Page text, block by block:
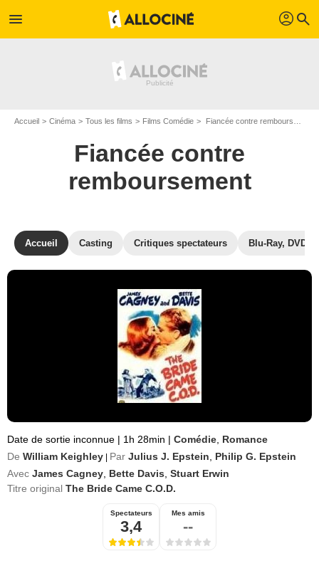
menu profil search
Accueil Cinéma Tous les films Films Comédie Fiancée contre remboursement de William Keighley
Fiancée contre
remboursement
Accueil Casting Critiques spectateurs Blu-Ray, DVD
Date de sortie inconnue | 1h 28min | Comédie Romance
De William Keighley Par Julius J. Epstein
Philip G. Epstein
Avec James Cagney Bette Davis Stuart Erwin
Titre original The Bride Came C.O.D.
Spectateurs
3,4
Mes amis
--